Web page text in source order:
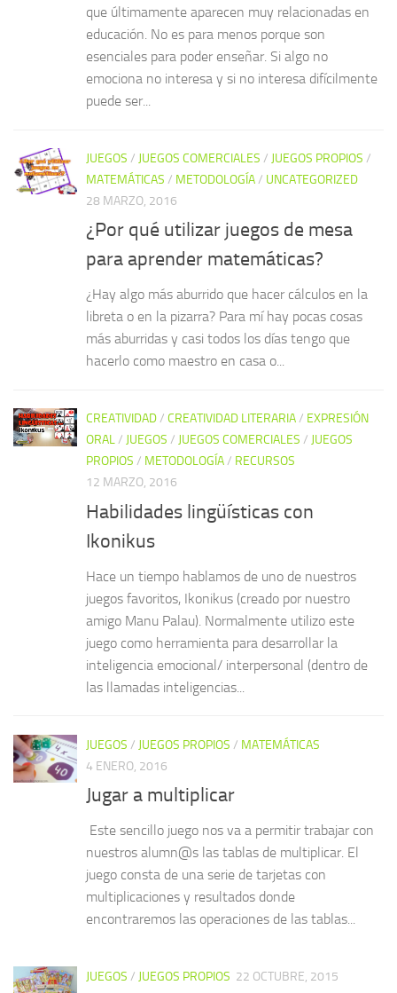
que últimamente aparecen muy relacionadas en
educación. No es para menos porque son
esenciales para poder enseñar. Si algo no
emociona no interesa y si no interesa difícilmente
puede ser...
JUEGOS / JUEGOS COMERCIALES / JUEGOS PROPIOS /
MATEMÁTICAS / METODOLOGÍA/ UNCATEGORIZED
28 MARZO, 2016
¿Por qué utilizar juegos de mesa
para aprender matemáticas?
¿Hay algo más aburrido que hacer cálculos en la
libreta o en la pizarra? Para mí hay pocas cosas
más aburridas y casi todos los días tengo que
hacerlo como maestro en casa o...
CREATIVIDAD/ CREATIVIDAD LITERARIA/ EXPRESIÓN
ORAL/ JUEGOS / JUEGOS COMERCIALES / JUEGOS
PROPIOS / METODOLOGÍA/ RECURSOS
12 MARZO, 2016
Habilidades lingüísticas con
Ikonikus
Hace un tiempo hablamos de uno de nuestros
juegos favoritos, Ikonikus (creado por nuestro
amigo Manu Palau). Normalmente utilizo este
juego como herramienta para desarrollar la
inteligencia emocional/ interpersonal (dentro de
las llamadas inteligencias...
JUEGOS / JUEGOS PROPIOS / MATEMÁTICAS
4 ENERO, 2016
Jugar a multiplicar
Este sencillo juego nos va a permitir trabajar con
nuestros alumn@s las tablas de multiplicar. El
juego consta de una serie de tarjetas con
multiplicaciones y resultados donde
encontraremos las operaciones de las tablas...
JUEGOS / JUEGOS PROPIOS 22 OCTUBRE, 2015